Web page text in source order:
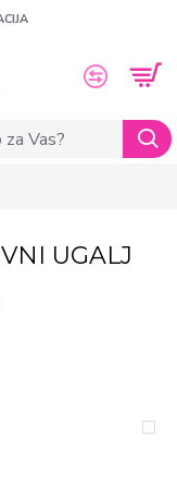
UGALJ